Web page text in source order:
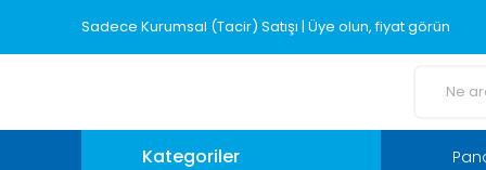
Sadece Kurumsal (Tacir) Satışı | Üye olun, fiyat görün
Kategoriler